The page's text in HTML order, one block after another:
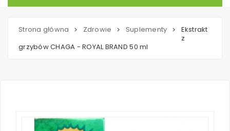
Strona główna > Zdrowie > Suplementy >
Ekstrakt
z
grzybów CHAGA - ROYAL BRAND 50 ml